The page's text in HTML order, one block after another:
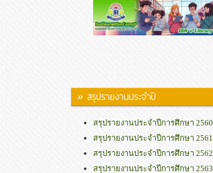
» สรุปรายงานประจำปี
สรุปรายงานประจำปีการศึกษา 2560
สรุปรายงานประจำปีการศึกษา 2561
สรุปรายงานประจำปีการศึกษา 2562
สรุปรายงานประจำปีการศึกษา 2563